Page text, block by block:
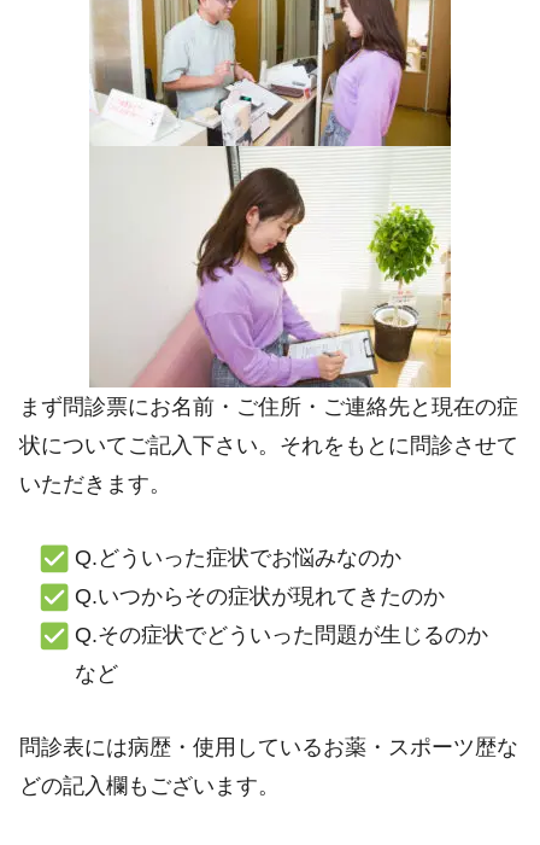
まず問診票にお名前・ご住所・ご連絡先と現在の症
状についてご記入下さい。それをもとに問診させて
いただきます。
Q.どういった症状でお悩みなのか
Q.いつからその症状が現れてきたのか
Q.その症状でどういった問題が生じるのか
など
問診表には病歴・使用しているお薬・スポーツ歴な
どの記入欄もございます。